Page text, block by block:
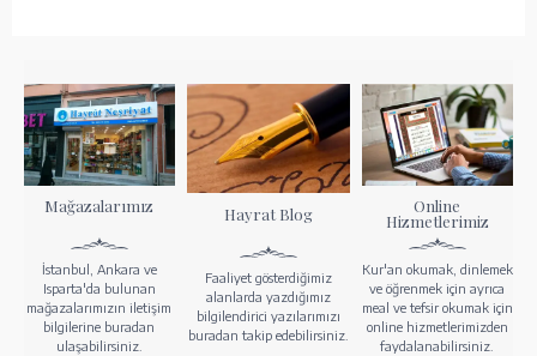
Mağazalarımız
İstanbul, Ankara ve
Isparta'da bulunan
mağazalarımızın iletişim
bilgilerine buradan
ulaşabilirsiniz.
Hayrat Blog
Faaliyet gösterdiğimiz
alanlarda yazdığımız
bilgilendirici yazılarımızı
buradan takip edebilirsiniz.
Online
Hizmetlerimiz
Kur'an okumak, dinlemek
ve öğrenmek için ayrıca
meal ve tefsir okumak için
online hizmetlerimizden
faydalanabilirsiniz.